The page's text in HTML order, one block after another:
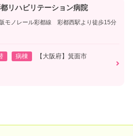
リハビリテーション病院
モノレール彩都線 彩都西駅より徒歩15分
病棟
【大阪府】箕面市